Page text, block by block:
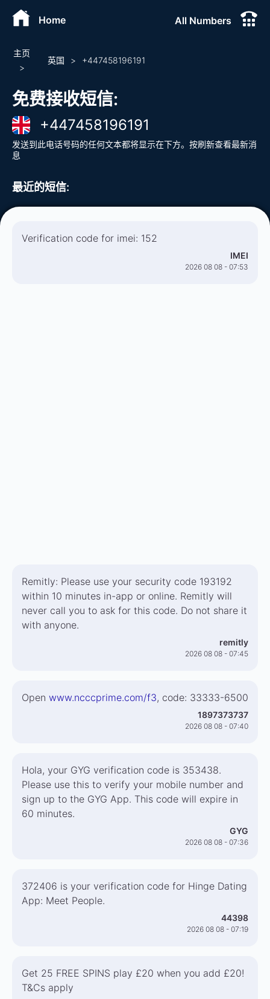
Home All Numbers
主页
>
英国 > +447458196191
免费接收短信:
+447458196191
发送到此电话号码的任何文本都将显示在下方。按刷新查看最新消
息
最近的短信:
Verification code for imei: 152
IMEI
2026 08 08 - 07:53
Remitly: Please use your security code 193192
within 10 minutes in-app or online. Remitly will
never call you to ask for this code. Do not share it
with anyone.
remitly
2026 08 08 - 07:45
Open www.ncccprime.com/f3, code: 33333-6500
1897373737
2026 08 08 - 07:40
Hola, your GYG verification code is 353438.
Please use this to verify your mobile number and
sign up to the GYG App. This code will expire in
60 minutes.
GYG
2026 08 08 - 07:36
372406 is your verification code for Hinge Dating
App: Meet People.
44398
2026 08 08 - 07:19
Get 25 FREE SPINS play £20 when you add £20!
T&Cs apply